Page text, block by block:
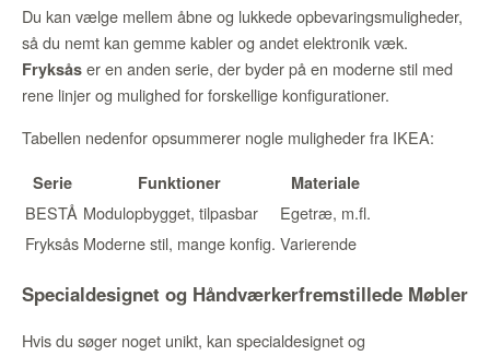
Du kan vælge mellem åbne og lukkede opbevaringsmuligheder,
så du nemt kan gemme kabler og andet elektronik væk.
Fryksås er en anden serie, der byder på en moderne stil med
rene linjer og mulighed for forskellige konfigurationer.
Tabellen nedenfor opsummerer nogle muligheder fra IKEA:
Serie Funktioner Materiale
BESTÅ Modulopbygget, tilpasbar
Egetræ, m.fl.
Fryksås Moderne stil, mange konfig. Varierende
Specialdesignet og Håndværkerfremstillede Møbler
Hvis du søger noget unikt, kan specialdesignet og